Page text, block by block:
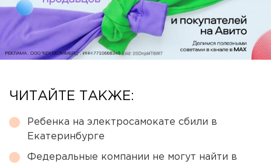
ЧИТАЙТЕ ТАКЖЕ:
Ребенка на электросамокате сбили в
Екатеринбурге
Федеральные компании не могут найти в